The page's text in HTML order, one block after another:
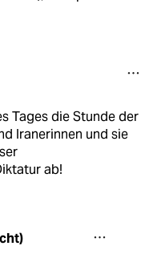
Tages die Stunde der
Iranerinnen und sie
ab!